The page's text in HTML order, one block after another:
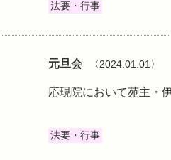
法要・行事
元旦会 〈2024.01.01〉
応現院において苑主・
法要・行事